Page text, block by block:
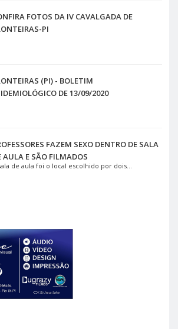
FOTOS DA IV CAVALGADA DE
PI
(PI) - BOLETIM
DE 13/09/2020
FAZEM SEXO DENTRO DE SALA
AULA E SÃO FILMADOS
de aula foi o local escolhido por dois...